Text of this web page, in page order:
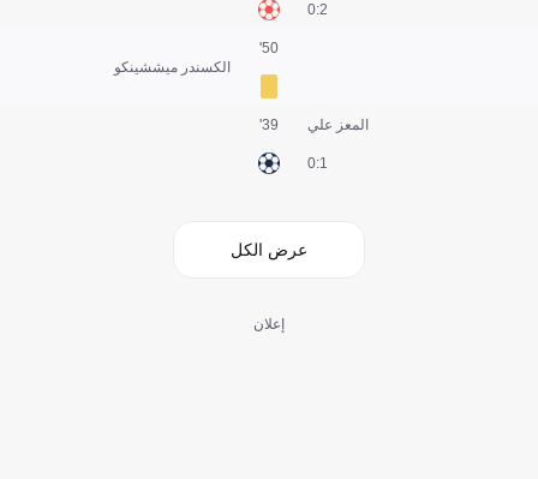
2:0
الكسندر ميششينكو
50'
المعز علي
1:0
39'
عرض الكل
إعلان